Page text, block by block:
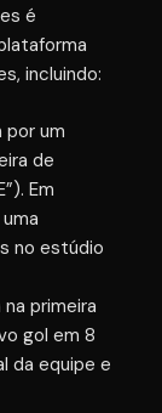
é
incluindo:
por um
de
Em
no estúdio
primeira
gol em 8
da equipe e